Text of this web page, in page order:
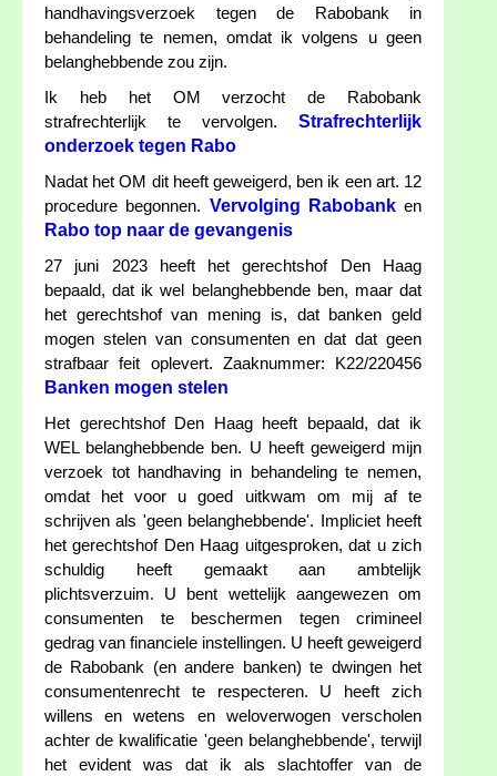
handhavingsverzoek tegen de Rabobank in
behandeling te nemen, omdat ik volgens u geen
belanghebbende zou zijn.
Ik heb het OM verzocht de Rabobank
strafrechterlijk te vervolgen. Strafrechterlijk
onderzoek tegen Rabo
Nadat het OM dit heeft geweigerd, ben ik een art. 12
procedure begonnen. Vervolging Rabobanken
Rabo top naar de gevangenis
27 juni 2023 heeft het gerechtshof Den Haag
bepaald, dat ik wel belanghebbende ben, maar dat
het gerechtshof van mening is, dat banken geld
mogen stelen van consumenten en dat dat geen
strafbaar feit oplevert. Zaaknummer: K22/220456
Banken mogen stelen
Het gerechtshof Den Haag heeft bepaald, dat ik
WEL belanghebbende ben. U heeft geweigerd mijn
verzoek tot handhaving in behandeling te nemen,
omdat het voor u goed uitkwam om mij af te
schrijven als 'geen belanghebbende'. Impliciet heeft
het gerechtshof Den Haag uitgesproken, dat u zich
schuldig heeft gemaakt aan ambtelijk
plichtsverzuim. U bent wettelijk aangewezen om
consumenten te beschermen tegen crimineel
gedrag van financiele instellingen. U heeft geweigerd
de Rabobank (en andere banken) te dwingen het
consumentenrecht te respecteren. U heeft zich
willens en wetens en weloverwogen verscholen
achter de kwalificatie 'geen belanghebbende', terwijl
het evident was dat ik als slachtoffer van de